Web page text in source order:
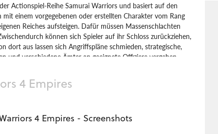
Actionspiel-Reihe Samurai Warriors und basiert auf den
einem vorgegebenen oder erstellten Charakter vom Rang
Reiches aufsteigen. Dafür müssen Massenschlachten
können sich Spieler auf ihr Schloss zurückziehen,
dort aus lassen sich Angriffspläne schmieden, strategische,
verschiedene Ämter an geeignete Offiziere vergeben.
4 Empires
4 Empires - Screenshots